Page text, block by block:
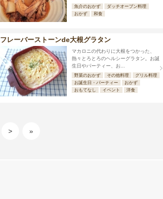
魚介のおかず
ダッチオーブン料理
おかず
和食
フレーバーストーンde大根グラタン
マカロニの代わりに大根をつかった、
熱々とろとろのヘルシーグラタン。お誕
生日やパーティー、お...
野菜のおかず その他料理
グリル料理
お誕生日・パーティー
おかず
おもてなし
イベント 洋食
> »